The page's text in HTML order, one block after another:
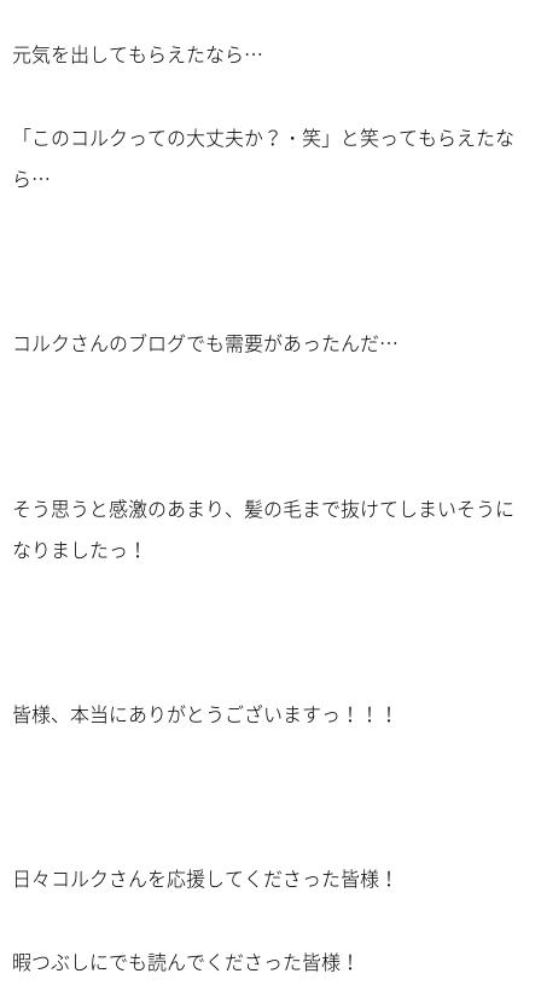
元気を出してもらえたなら…
「このコルクっての大丈夫か？・笑」と笑ってもらえたな
ら…
コルクさんのブログでも需要があったんだ…
そう思うと感激のあまり、髪の毛まで抜けてしまいそうに
なりましたっ！
皆様、本当にありがとうございますっ！！！
日々コルクさんを応援してくださった皆様！
暇つぶしにでも読んでくださった皆様！